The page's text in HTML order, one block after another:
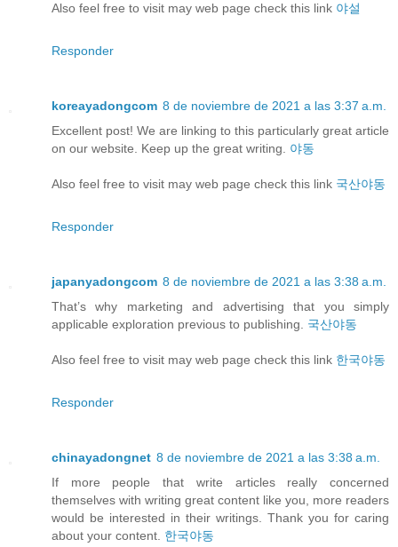
Also feel free to visit may web page check this link 야설
Responder
koreayadongcom 8 de noviembre de 2021 a las 3:37 a.m.
Excellent post! We are linking to this particularly great article
on our website. Keep up the great writing. 야동
Also feel free to visit may web page check this link 국산야동
Responder
japanyadongcom 8 de noviembre de 2021 a las 3:38 a.m.
That’s why marketing and advertising that you simply
applicable exploration previous to publishing. 국산야동
Also feel free to visit may web page check this link 한국야동
Responder
chinayadongnet 8 de noviembre de 2021 a las 3:38 a.m.
If more people that write articles really concerned
themselves with writing great content like you, more readers
would be interested in their writings. Thank you for caring
about your content. 한국야동